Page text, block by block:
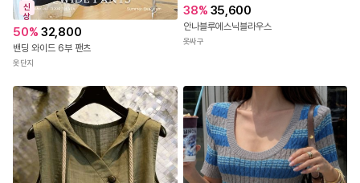
신
상
50% 32,800
밴딩 와이드 6부 팬츠
옷단지
38% 35,600
안나블루에스닉블라우스
옷싸구